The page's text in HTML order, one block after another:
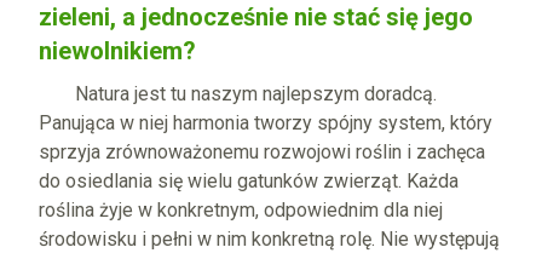
zieleni, a jednocześnie nie stać się jego
niewolnikiem?
Natura jest tu naszym najlepszym doradcą.
Panująca w niej harmonia tworzy spójny system, który
sprzyja zrównoważonemu rozwojowi roślin i zachęca
do osiedlania się wielu gatunków zwierząt. Każda
roślina żyje w konkretnym, odpowiednim dla niej
środowisku i pełni w nim konkretną rolę. Nie występują